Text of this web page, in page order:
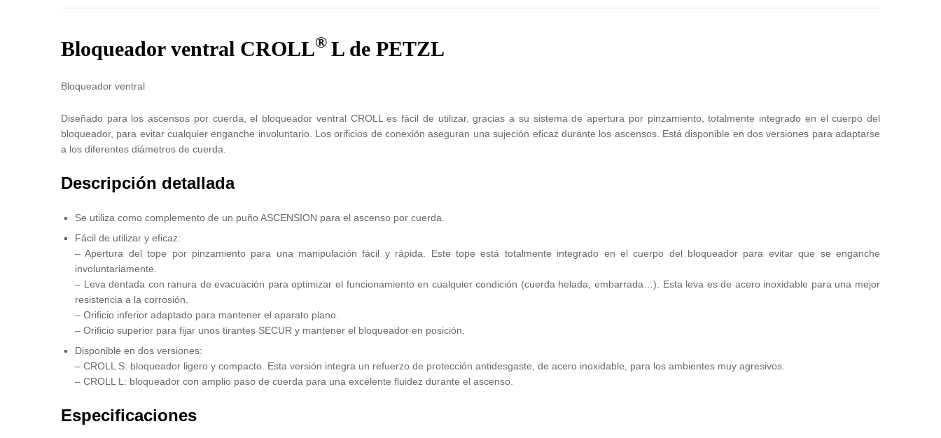
Bloqueador ventral CROLL® L de PETZL
Bloqueador ventral
Diseñado para los ascensos por cuerda, el bloqueador ventral CROLL es fácil de utilizar, gracias a su sistema de apertura por pinzamiento, totalmente integrado en el cuerpo del
bloqueador, para evitar cualquier enganche involuntario. Los orificios de conexión aseguran una sujeción eficaz durante los ascensos. Está disponible en dos versiones para adaptarse
a los diferentes diámetros de cuerda.
Descripción detallada
Se utiliza como complemento de un puño ASCENSION para el ascenso por cuerda.
Fácil de utilizar y eficaz:
– Apertura del tope por pinzamiento para una manipulación fácil y rápida. Este tope está totalmente integrado en el cuerpo del bloqueador para evitar que se enganche
involuntariamente.
– Leva dentada con ranura de evacuación para optimizar el funcionamiento en cualquier condición (cuerda helada, embarrada…). Esta leva es de acero inoxidable para una mejor
resistencia a la corrosión.
– Orificio inferior adaptado para mantener el aparato plano.
– Orificio superior para fijar unos tirantes SECUR y mantener el bloqueador en posición.
Disponible en dos versiones:
– CROLL S: bloqueador ligero y compacto. Esta versión integra un refuerzo de protección antidesgaste, de acero inoxidable, para los ambientes muy agresivos.
– CROLL L: bloqueador con amplio paso de cuerda para una excelente fluidez durante el ascenso.
Especificaciones